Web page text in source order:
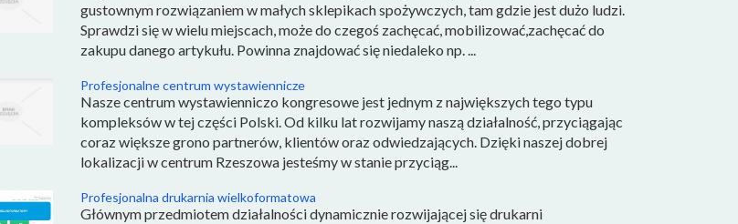
gustownym rozwiązaniem w małych sklepikach spożywczych, tam gdzie jest dużo ludzi.
Sprawdzi się w wielu miejscach, może do czegoś zachęcać, mobilizować,zachęcać do
zakupu danego artykułu. Powinna znajdować się niedaleko np. ...
Profesjonalne centrum wystawiennicze
Nasze centrum wystawienniczo kongresowe jest jednym z największych tego typu
kompleksów w tej części Polski. Od kilku lat rozwijamy naszą działalność, przyciągając
coraz większe grono partnerów, klientów oraz odwiedzających. Dzięki naszej dobrej
lokalizacji w centrum Rzeszowa jesteśmy w stanie przyciąg...
Profesjonalna drukarnia wielkoformatowa
Głównym przedmiotem działalności dynamicznie rozwijającej się drukarni